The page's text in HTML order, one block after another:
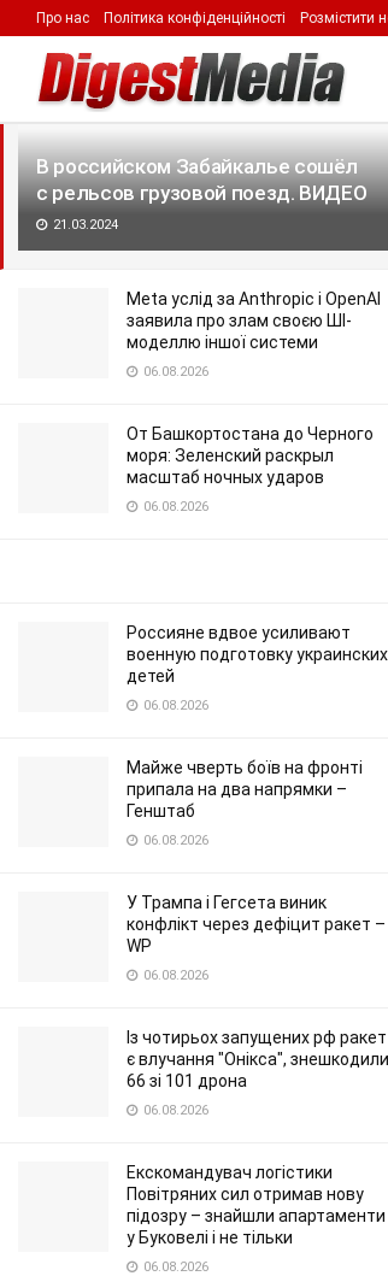
LATEST TRENDING Filter
В российском Забайкалье сошёл
с рельсов грузовой поезд. ВИДЕО
21.03.2024
Meta услід за Anthropic і OpenAI
заявила про злам своєю ШІ-
моделлю іншої системи
06.08.2026
От Башкортостана до Черного
моря: Зеленский раскрыл
масштаб ночных ударов
06.08.2026
Россияне вдвое усиливают
военную подготовку украинских
детей
06.08.2026
Майже чверть боїв на фронті
припала на два напрямки –
Генштаб
06.08.2026
У Трампа і Гегсета виник
конфлікт через дефіцит ракет –
WP
06.08.2026
Із чотирьох запущених рф ракет
є влучання "Онікса", знешкодили
66 зі 101 дрона
06.08.2026
Екскомандувач логістики
Повітряних сил отримав нову
підозру – знайшли апартаменти
у Буковелі і не тільки
06.08.2026
Про нас Політика конфіденційності Розмістити